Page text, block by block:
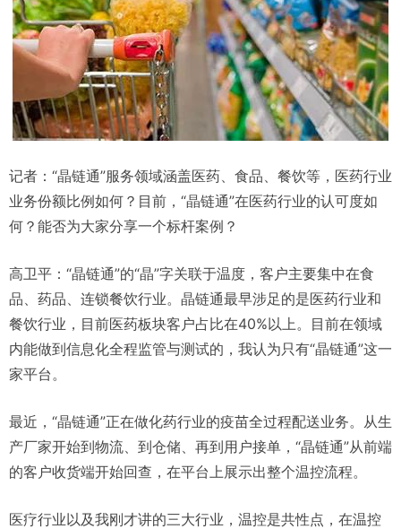
记者：“晶链通”服务领域涵盖医药、食品、餐饮等，医药行业
业务份额比例如何？目前，“晶链通”在医药行业的认可度如
何？能否为大家分享一个标杆案例？
高卫平：“晶链通”的“晶”字关联于温度，客户主要集中在食
品、药品、连锁餐饮行业。晶链通最早涉足的是医药行业和
餐饮行业，目前医药板块客户占比在40%以上。目前在领域
内能做到信息化全程监管与测试的，我认为只有“晶链通”这一
家平台。
最近，“晶链通”正在做化药行业的疫苗全过程配送业务。从生
产厂家开始到物流、到仓储、再到用户接单，“晶链通”从前端
的客户收货端开始回查，在平台上展示出整个温控流程。
医疗行业以及我刚才讲的三大行业，温控是共性点，在温控